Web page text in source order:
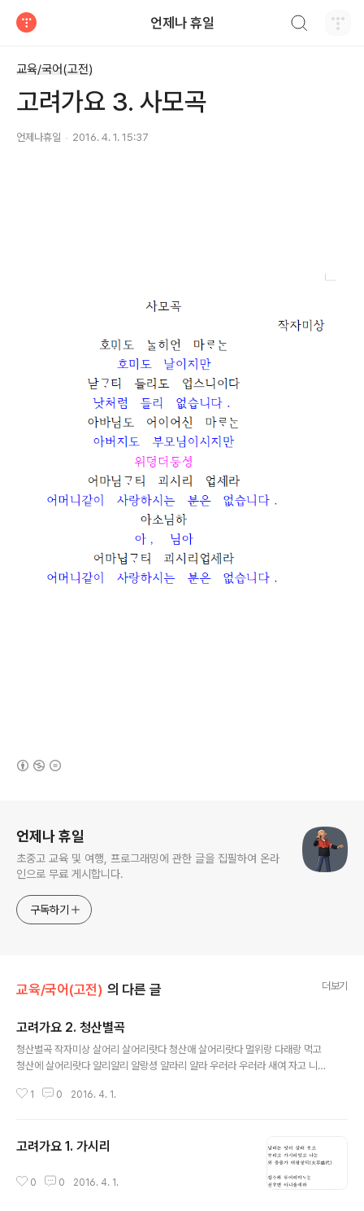
언제나 휴일
교육/국어(고전)
고려가요 3. 사모곡
언제나휴일 2016. 4. 1. 15:37
언제나 휴일
초중고 교육 및 여행, 프로그래밍에 관한 글을 집필하여 온라
인으로 무료 게시합니다.
구독하기
교육/국어(고전) 의 다른 글 더보기
고려가요 2. 청산별곡
청산별곡 작자미상 살어리 살어리랏다 청산애 살어리랏다 멀위랑 다래랑 먹고
청산에 살어리랏다 얄리얄리 얄랑셩 얄라리 얄라 우러라 우러라 새여 자고 니러
얄라 가던 새 가던 새 본다 믈 아래 가던 새 본다 잉 무든 장글란 가지고 믈 아래
어듸다 더디던 돌코 누리라 마치던 돌코 믜리도 괴리도 업시 마자셔 우니노라
얄리얄리 얄랑셩 얄라리 얄라 살어리 살어리랏다 바라래 살어리랏다 나마자기
구조개랑 먹고 바라래 살어리랏다 얄리얄리 얄랑셩 얄라리 얄라 가다가 가다가
1 0 2016. 4. 1.
고려가요 1. 가시리
0 0 2016. 4. 1.